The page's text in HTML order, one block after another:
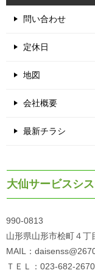
問い合わせ
定休日
地図
会社概要
最新チラシ
大仙サービスシ
990-0813
山形県山形市桧町４丁
MAIL：
ＴＥＬ：023-682-2670